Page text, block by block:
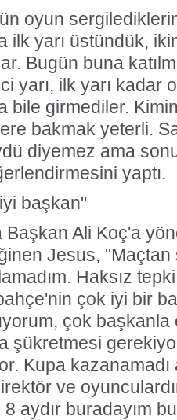
oyun
ilk yarı üstündük,
Bugün buna
yarı, ilk yarı kadar
bile girmediler.
bakmak yeterli.
diyemez ama
yaptı.
iyi başkan"
Başkan Ali Koç'a
Jesus,
Haksız
çok iyi bir
çok başkanla
şükretmesi
Kupa
ve
aydır buradayım